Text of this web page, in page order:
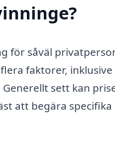
för såväl
faktorer, inklusive
sett kan
att begära